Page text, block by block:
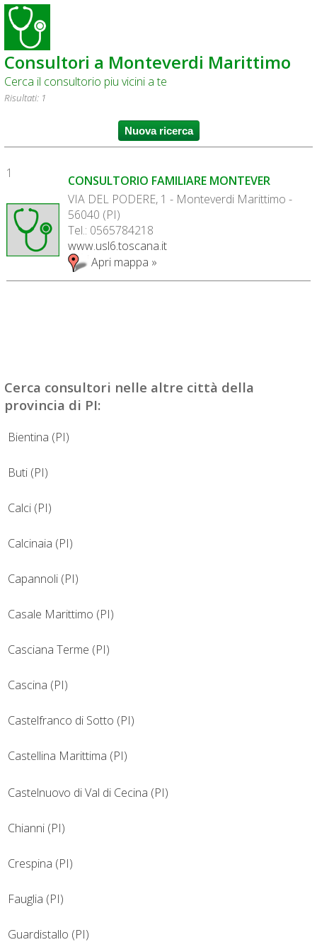
Consultori a Monteverdi Marittimo
Cerca il consultorio piu vicini a te
Risultati: 1
1
CONSULTORIO FAMILIARE MONTEVER
VIA DEL PODERE, 1 - Monteverdi Marittimo -
56040 (PI)
Tel.: 0565784218
www.usl6.toscana.it
Apri mappa »
Cerca consultori nelle altre città della
provincia di PI:
Bientina (PI)
Buti (PI)
Calci (PI)
Calcinaia (PI)
Capannoli (PI)
Casale Marittimo (PI)
Casciana Terme (PI)
Cascina (PI)
Castelfranco di Sotto (PI)
Castellina Marittima (PI)
Castelnuovo di Val di Cecina (PI)
Chianni (PI)
Crespina (PI)
Fauglia (PI)
Guardistallo (PI)